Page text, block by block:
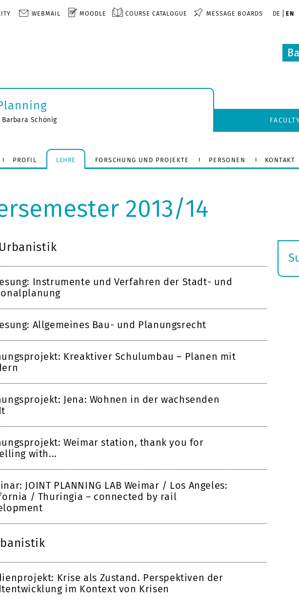
WEBMAIL MOODLE COURSE CATALOGUE MESSAGE BOARDS DE EN
Barbara Schönig
PROFIL LEHRE FORSCHUNG UND PROJEKTE PERSONEN KONTAKT
2013/14
Instrumente und Verfahren der Stadt- und
Allgemeines Bau- und Planungsrecht
Kreaktiver Schulumbau – Planen mit
Jena: Wohnen in der wachsenden
Weimar station, thank you for
with...
JOINT PLANNING LAB Weimar / Los Angeles:
/ Thuringia – connected by rail
Krise als Zustand. Perspektiven der
im Kontext von Krisen